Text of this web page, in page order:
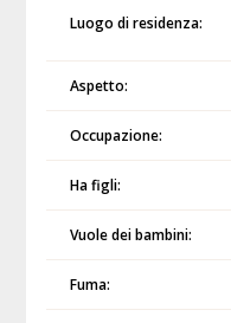
Luogo di residenza:
Aspetto:
Occupazione:
Ha figli:
Vuole dei bambini:
Fuma: